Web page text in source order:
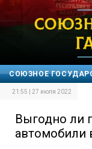
СОЮЗНОЕ
21:55 | 27 июля 2022
Выгодно ли
автомобили